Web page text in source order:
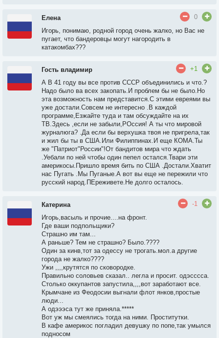
Елена
0
Игорь, понимаю, родной город очень жалко, но Вас не
пугает, что бандеровцы могут нагородить в
катакомбах???
Гость владимир
+1
А В 41 году вы все против СССР объединились и что.?
Надо было ва всех закопать.И проблем бы не было.Но
эта возможность нам представится.С этими евреями вы
уже достали.Совсем не интересно .В каждой
программе,Езжайте туда и там обсуждайте на их
ТВ.Здесь ,если не забыли,РОссия! А ты что мировой
журналюга? .Да если бы верхушка твоя не пригрела,так
и жил бы ты в США.Или Филиппинах.И еще КОМА.Ты
же "Патриот"России"!От бандитов мира что ждать
.Уебали по ней чтобы один пепел остался.Твари эти
америкосы.Пришло время бить по США .Достали.Хватит
нас Пугать .Мы Пуганые.А вот вы еще не пережили что
русский народ.ПЕреживете.Не долго осталось.
Катерина
-1
Игорь,васыль и прочие....на фронт.
Где ваши подпольщики?
Страшно им там...
А раньше? Тем не страшно? Было.????
Один за кинв,тот за одессу не трогать.мол.а другие
города не жалко????
Ужи ,,,,крутятся по сковородке.
Правильно соловьев сказал.. легла и просит. одэсссса.
Столько оккупантов запустила,,,,вот заработают все.
Крымчане из Феодосии выгнали флот янков,простые
люди...
А одэээса тут же приняла.*****
Вот уж мы смеялись тогда на ними. Проститутки.
В кафе америкос погладил девушку по попе,так умылся
подносом